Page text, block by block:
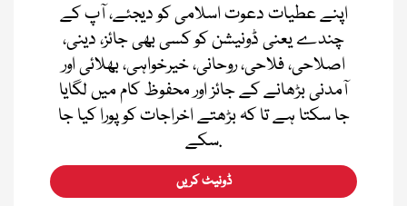
اپنے عطیات دعوت اسلامی کو دیجئے، آپ کے
چندے یعنی ڈونیشن کو کسی بھی جائز، دینی،
اصلاحی، فلاحی، روحانی، خیرخواہی، بھلائی اور
آمدنی بڑھانے کے جائز اور محفوظ کام میں لگایا
جا سکتا ہے تا کہ بڑھتے اخراجات کو پورا کیا جا
سکے.
ڈونیٹ کریں